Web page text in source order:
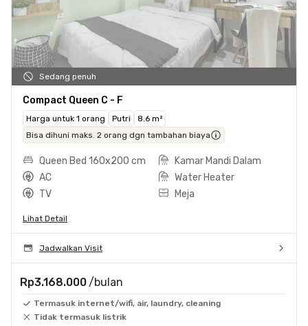
Sedang penuh
Compact Queen C - F
Harga untuk 1 orang Putri
8.6 m²
Bisa dihuni maks. 2 orang dgn tambahan biaya
Queen Bed 160x200 cm
Kamar Mandi Dalam
AC
Water Heater
TV
Meja
Lihat Detail
Jadwalkan Visit
Rp3.168.000 /bulan
Termasuk internet/wifi, air, laundry, cleaning
Tidak termasuk listrik